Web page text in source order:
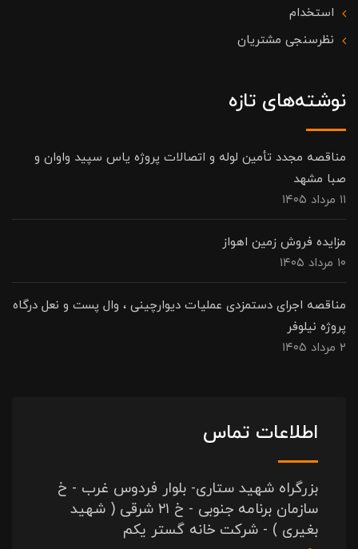
استخدام
نظرسنجی مشتریان
نوشته‌های تازه
مناقصه مجدد تأمین لوله و اتصالات پروژه یاس سپید واوان و
صبا مشهد
۱۱ مرداد ۱۴۰۵
مزایده فروش زمین اهواز
۱۰ مرداد ۱۴۰۵
مناقصه اجرای دستمزدی عملیات دیوارچینی ، وال پست و نعل درگاه
پروژه نیلوفر
۲ مرداد ۱۴۰۵
اطلاعات تماس
بزرگراه شهید ستاری- بلوار فردوس غرب - خ
سازمان برنامه جنوبی - خ ۲۱ شرقی ( شهید
بغیری ) - شرکت خانه گستر یکم